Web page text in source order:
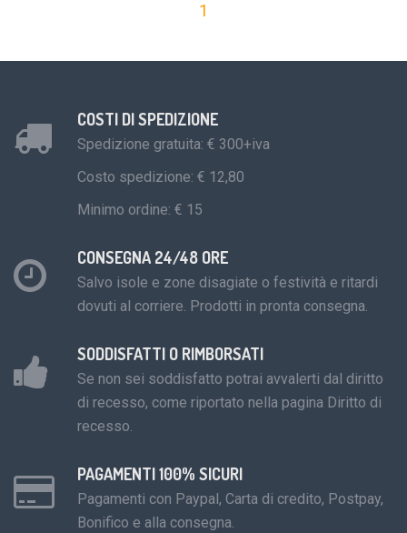
1
COSTI DI SPEDIZIONE
Spedizione gratuita: € 300+iva
Costo spedizione: € 12,80
Minimo ordine: € 15
CONSEGNA 24/48 ORE
Salvo isole e zone disagiate o festività e ritardi
dovuti al corriere. Prodotti in pronta consegna.
SODDISFATTI O RIMBORSATI
Se non sei soddisfatto potrai avvalerti dal diritto
di recesso, come riportato nella pagina Diritto di
recesso.
PAGAMENTI 100% SICURI
Pagamenti con Paypal, Carta di credito, Postpay,
Bonifico e alla consegna.